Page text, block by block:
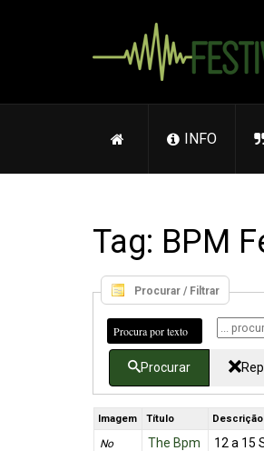
INFO
Tag: BPM
Procurar / Filtrar
Procura por texto
Procurar
Imagem Título Descrição
No
The Bpm
12 a 15